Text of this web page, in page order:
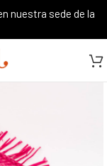
nuestra sede de la